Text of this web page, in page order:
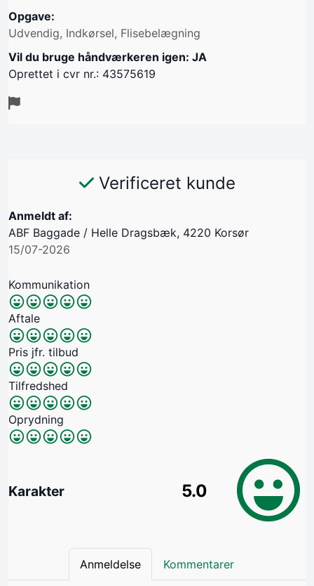
Opgave:
Udvendig, Indkørsel, Flisebelægning
Vil du bruge håndværkeren igen: JA
Oprettet i cvr nr.: 43575619
Verificeret kunde
Anmeldt af:
ABF Baggade / Helle Dragsbæk, 4220 Korsør
15/07-2026
Kommunikation
Aftale
Pris jfr. tilbud
Tilfredshed
Oprydning
Karakter 5.0
Anmeldelse Kommentarer